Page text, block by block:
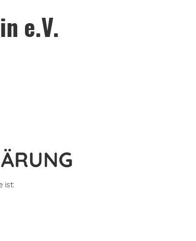
e.V.
ist: